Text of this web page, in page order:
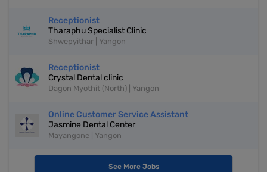
Receptionist
Tharaphu Specialist Clinic
Shwepyithar | Yangon
Receptionist
Crystal Dental clinic
Dagon Myothit (North) | Yangon
Online Customer Service Assistant
Jasmine Dental Center
Mayangone | Yangon
See More Jobs